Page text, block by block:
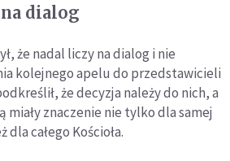
dialog
że nadal liczy na dialog i nie
kolejnego apelu do przedstawicieli
że decyzja należy do nich, a
miały znaczenie nie tylko dla samej
całego Kościoła.